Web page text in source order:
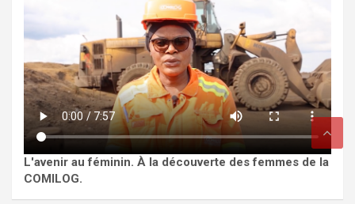
L'avenir au féminin. À la découverte des femmes de la
COMILOG.